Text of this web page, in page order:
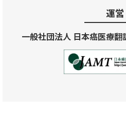
運営
一般社団法人 日本癌医療